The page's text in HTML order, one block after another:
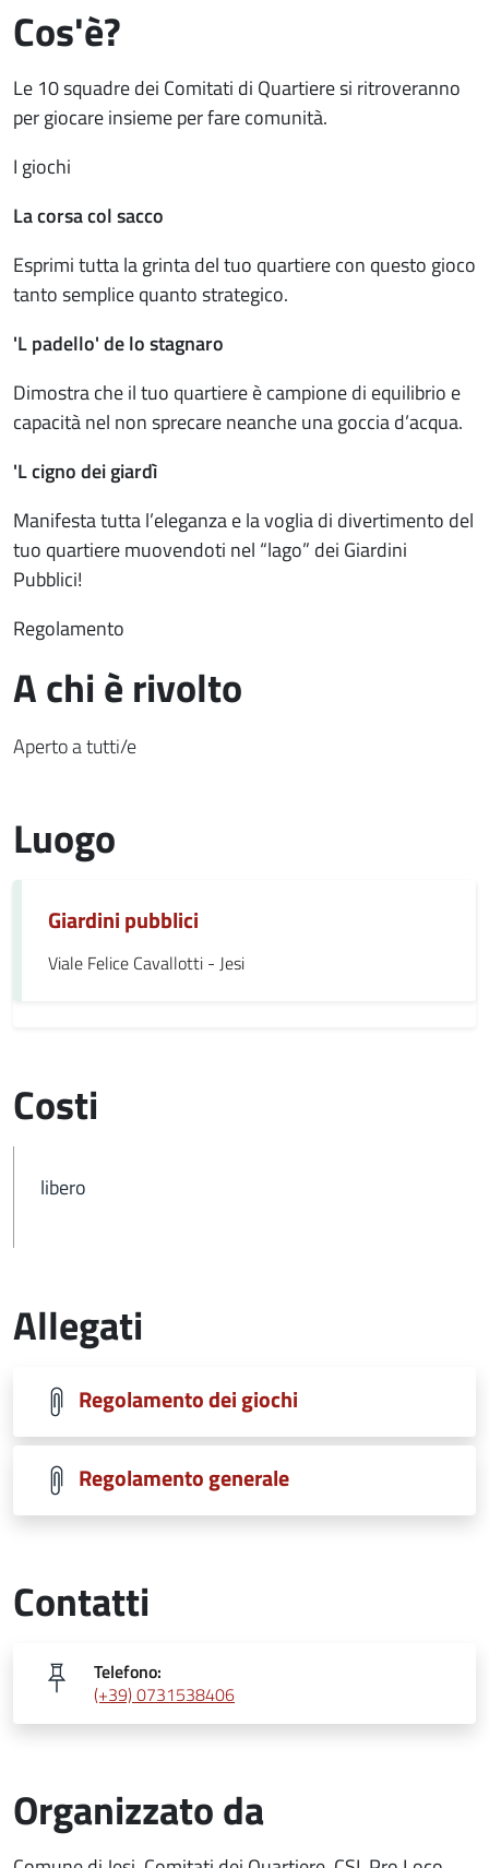
Cos'è?
Le 10 squadre dei Comitati di Quartiere si ritroveranno
per giocare insieme per fare comunità.
I giochi
La corsa col sacco
Esprimi tutta la grinta del tuo quartiere con questo gioco
tanto semplice quanto strategico.
'L padello' de lo stagnaro
Dimostra che il tuo quartiere è campione di equilibrio e
capacità nel non sprecare neanche una goccia d’acqua.
'L cigno dei giardì
Manifesta tutta l’eleganza e la voglia di divertimento del
tuo quartiere muovendoti nel “lago” dei Giardini
Pubblici!
Regolamento
A chi è rivolto
Aperto a tutti/e
Luogo
Giardini pubblici
Viale Felice Cavallotti - Jesi
Costi
libero
Allegati
Regolamento dei giochi
Regolamento generale
Contatti
Telefono:
(+39) 0731538406
Organizzato da